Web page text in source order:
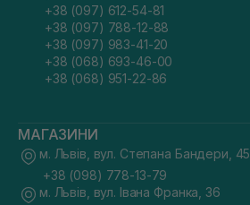
+38 (097) 612-54-81
+38 (097) 788-12-88
+38 (097) 983-41-20
+38 (068) 693-46-00
+38 (068) 951-22-86
МАГАЗИНИ
м. Львів, вул. Степана Бандери, 45
+38 (098) 778-13-79
м. Львів, вул. Івана Франка, 36